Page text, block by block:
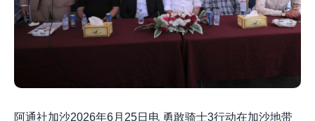
阿通社加沙2026年6月25日电 勇敢骑士3行动在加沙地带